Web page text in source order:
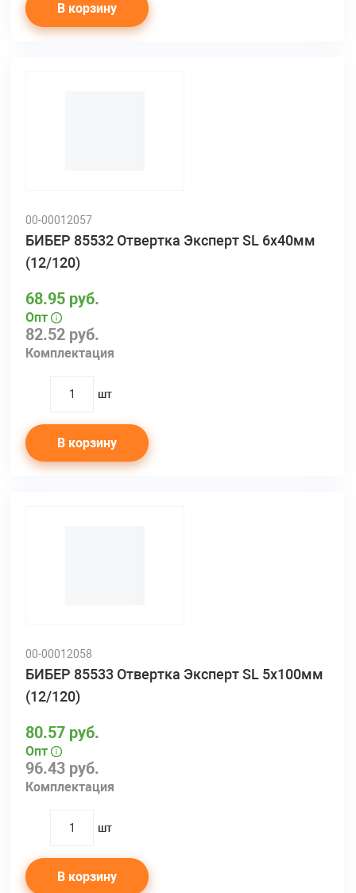
В корзину
00-00012057
БИБЕР 85532 Отвертка Эксперт SL 6х40мм
(12/120)
82.52 руб.
Комплектация
68.95 руб.
Опт
quantity
шт
В корзину
00-00012058
БИБЕР 85533 Отвертка Эксперт SL 5х100мм
(12/120)
96.43 руб.
Комплектация
80.57 руб.
Опт
quantity
шт
В корзину